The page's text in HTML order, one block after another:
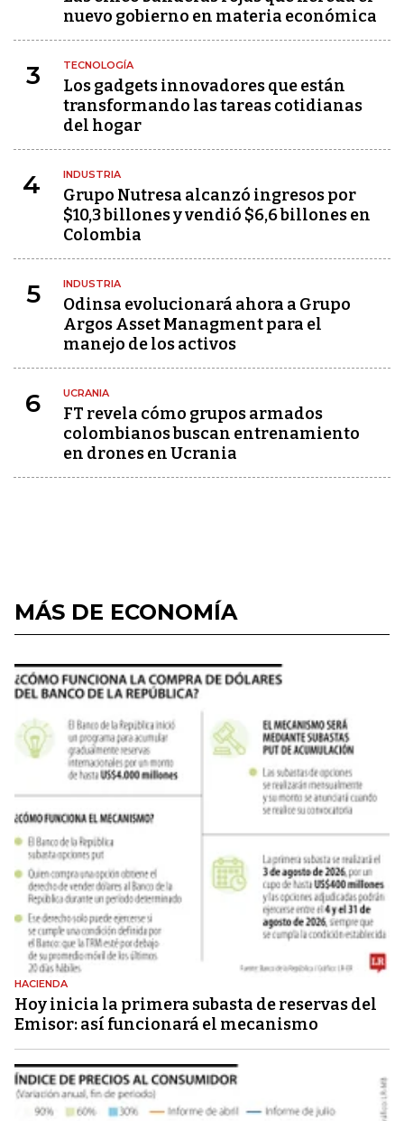
nuevo gobierno en materia económica
3 TECNOLOGÍA
Los gadgets innovadores que están
transformando las tareas cotidianas
del hogar
4 INDUSTRIA
Grupo Nutresa alcanzó ingresos por
$10,3 billones y vendió $6,6 billones en
Colombia
5 INDUSTRIA
Odinsa evolucionará ahora a Grupo
Argos Asset Managment para el
manejo de los activos
6 UCRANIA
FT revela cómo grupos armados
colombianos buscan entrenamiento
en drones en Ucrania
MÁS DE ECONOMÍA
HACIENDA
Hoy inicia la primera subasta de reservas del
Emisor: así funcionará el mecanismo